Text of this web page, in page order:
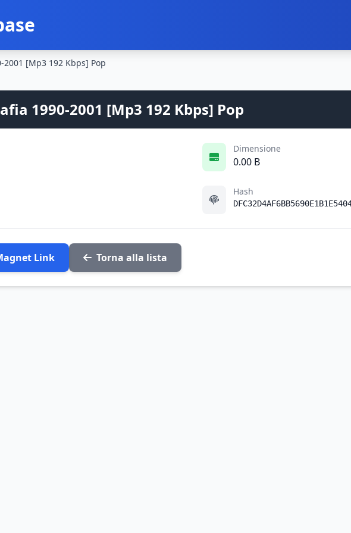
[Mp3 192 Kbps] Pop
1990-2001 [Mp3 192 Kbps] Pop
Dimensione
0.00 B
Hash
Link Torna alla lista